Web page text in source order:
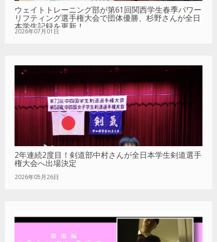
ウェイトトレーニング部が第61回関西学生春季パワー
リフティング選手権大会で団体優勝、杉野さんが全日
本学生記録を更新！
2026年07月01日
2年連続2度目！剣道部中村さんが全日本学生剣道選手
権大会へ出場決定
2026年05月26日